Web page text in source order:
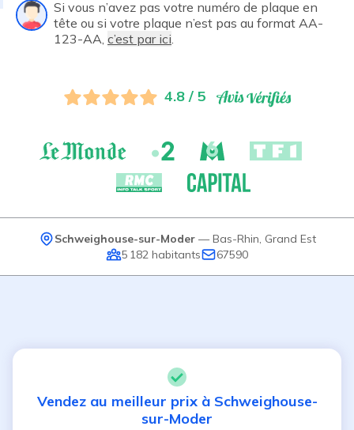
Si vous n’avez pas votre numéro de plaque en
tête ou si votre plaque n’est pas au format AA-
123-AA, c’est par ici
4.8 / 5
Schweighouse-sur-Moder— Bas-Rhin Grand Est
5 182 habitants 67590
Vendez au meilleur prix à Schweighouse-
sur-Moder